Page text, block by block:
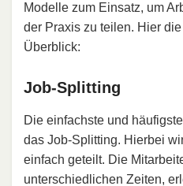
Modelle zum Einsatz, um
der Praxis zu teilen. Hier
Überblick:
Job-Splitting
Die einfachste und
das Job-Splitting. Hierbei
einfach geteilt. Die
unterschiedlichen Zeiten,